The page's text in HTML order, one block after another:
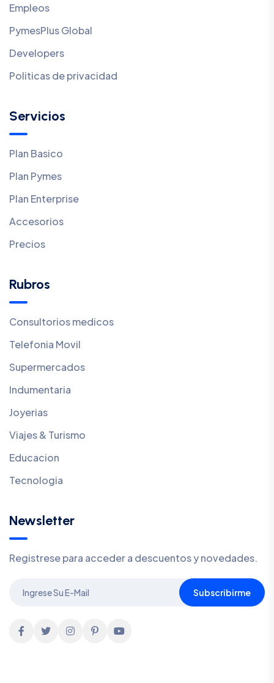
Empleos
PymesPlus Global
Developers
Politicas de privacidad
Servicios
Plan Basico
Plan Pymes
Plan Enterprise
Accesorios
Precios
Rubros
Consultorios medicos
Telefonia Movil
Supermercados
Indumentaria
Joyerias
Viajes & Turismo
Educacion
Tecnologia
Newsletter
Registrese para acceder a descuentos y novedades.
Subscribirme